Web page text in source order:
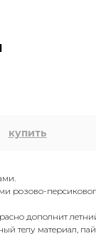
купить
розово-
дополнит
телу материал,